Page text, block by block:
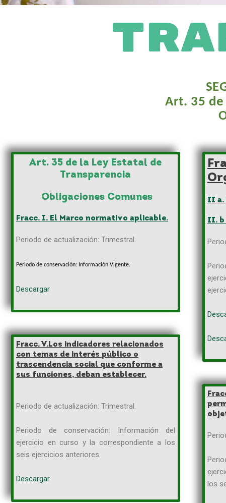
Art. 35 de
Art. 35 de la Ley Estatal de
Transparencia
Obligaciones Comunes
Fracc. I. El Marco normativo aplicable.
Periodo de actualización: Trimestral.
Periodo de conservación: Información Vigente.
Descargar
Fracc. V.Los indicadores relacionados
con temas de interés público o
trascendencia social que conforme a
sus funciones, deban establecer.
Periodo de actualización: Trimestral.
Periodo de conservación: Información del
ejercicio en curso y la correspondiente a los
seis ejercicios anteriores.
Descargar
II a.
II. b
los